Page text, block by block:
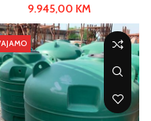
9.945,00 KM